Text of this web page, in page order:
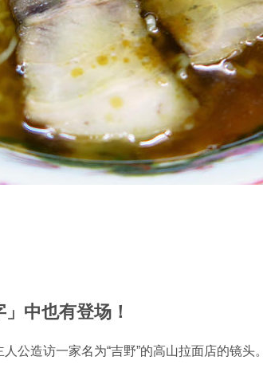
中也有登场！
公造访一家名为“吉野”的高山拉面店的镜头